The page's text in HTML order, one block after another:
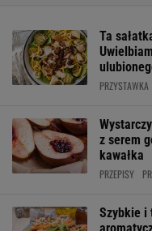
Ta
PRZYSTAWKA
z serem
kawałka
PRZEPISY
Szybkie i